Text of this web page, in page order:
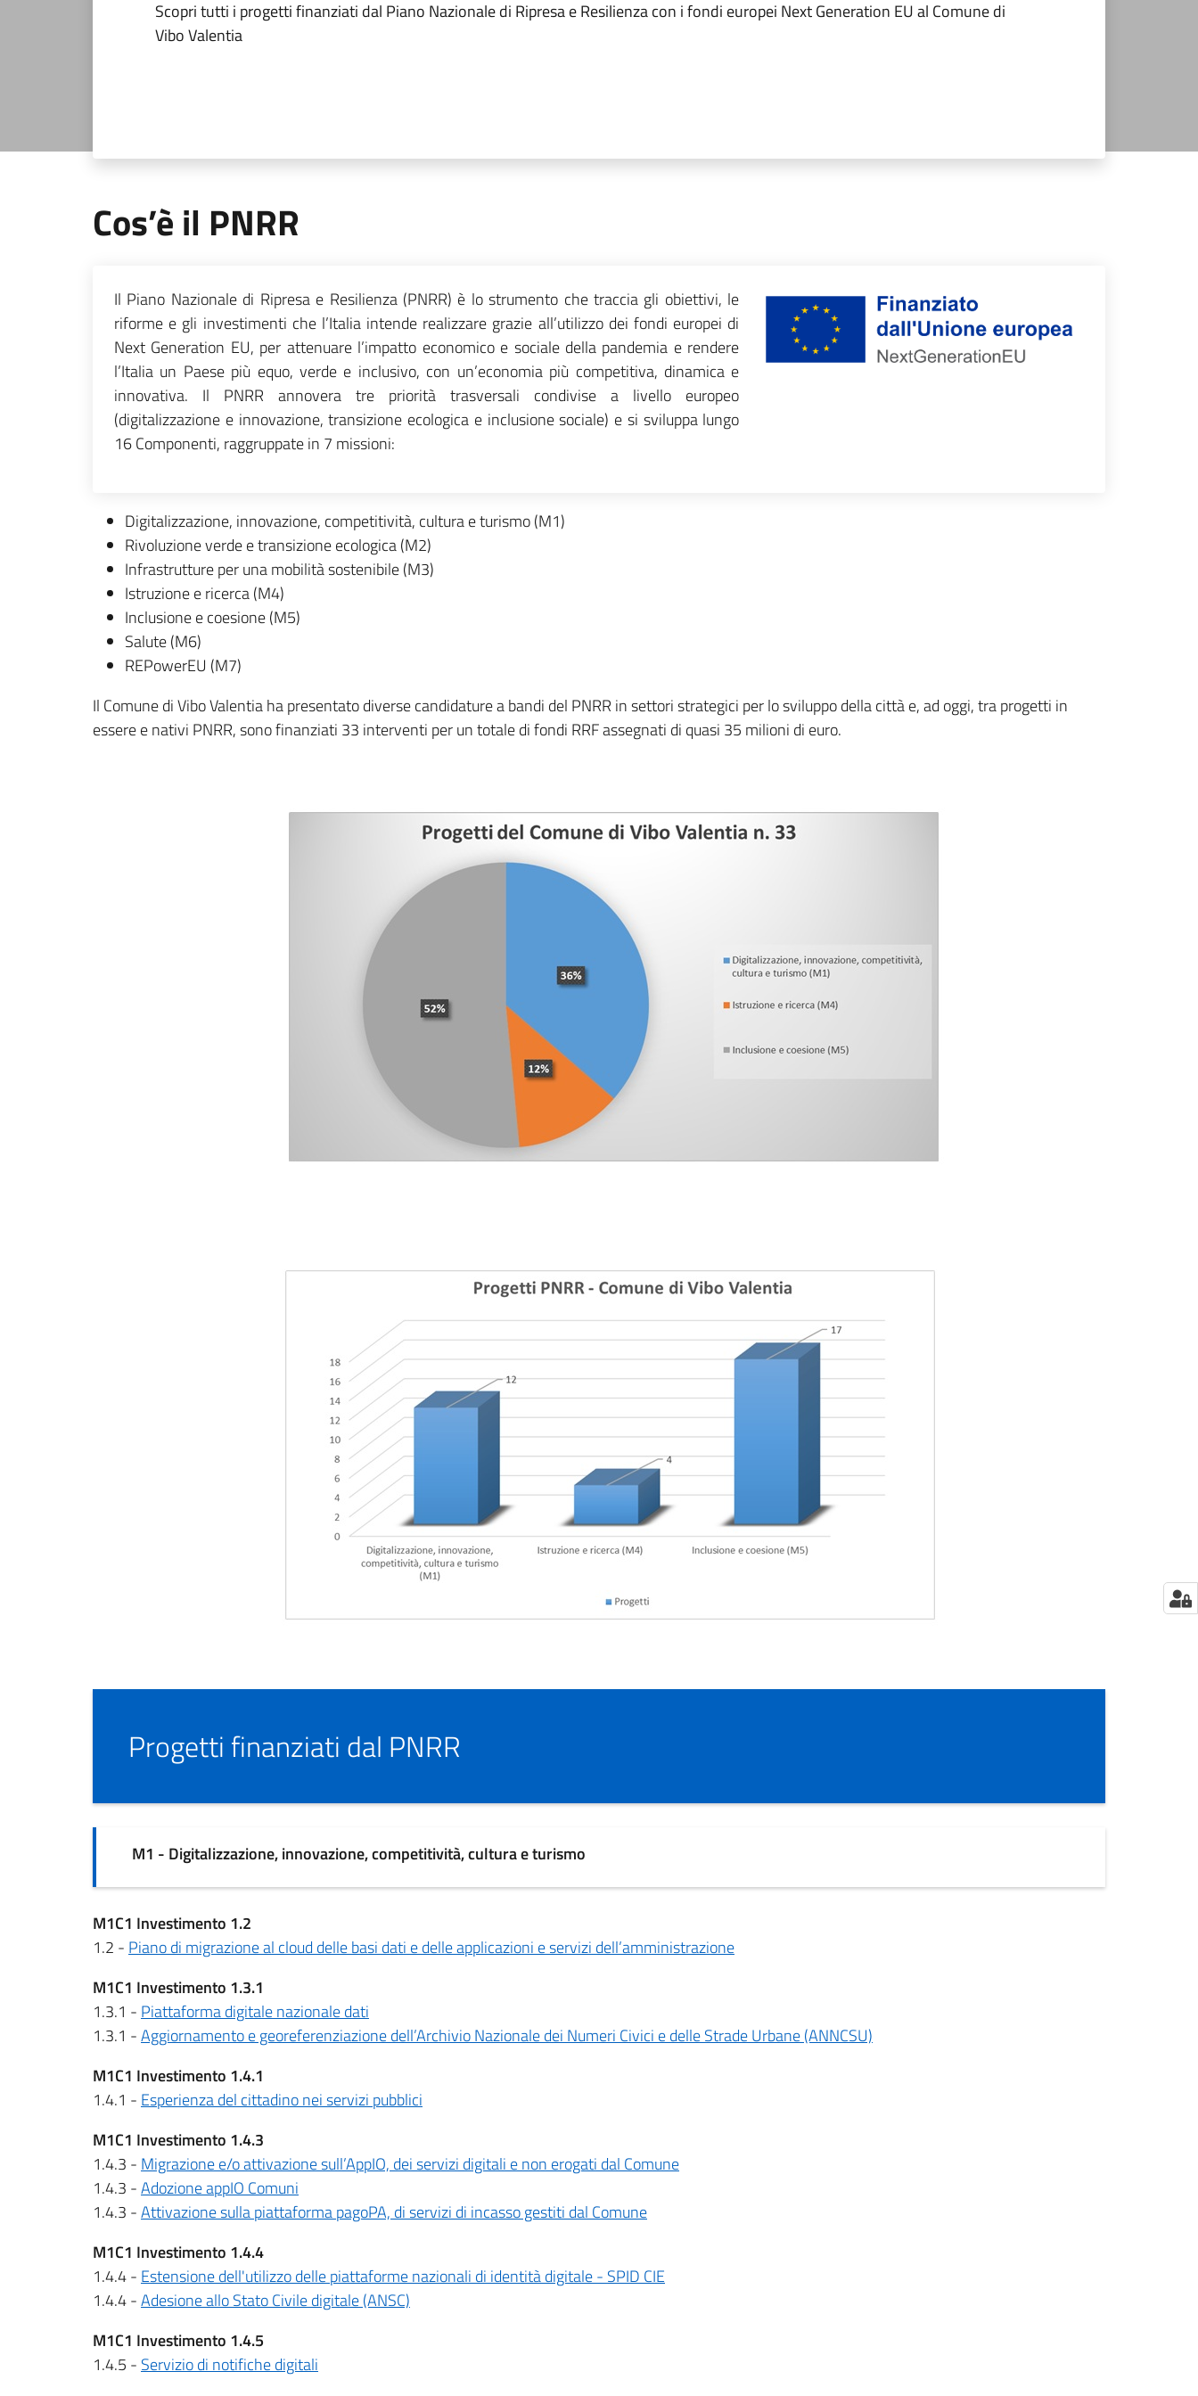
Scopri tutti i progetti finanziati dal Piano Nazionale di Ripresa e Resilienza con i fondi europei Next Generation EU al Comune di
Vibo Valentia
Cos’è il PNRR
Il Piano Nazionale di Ripresa e Resilienza (PNRR) è lo strumento che traccia gli obiettivi, le
riforme e gli investimenti che l’Italia intende realizzare grazie all’utilizzo dei fondi europei di
Next Generation EU, per attenuare l’impatto economico e sociale della pandemia e rendere
l’Italia un Paese più equo, verde e inclusivo, con un’economia più competitiva, dinamica e
innovativa. Il PNRR annovera tre priorità trasversali condivise a livello europeo
(digitalizzazione e innovazione, transizione ecologica e inclusione sociale) e si sviluppa lungo
16 Componenti, raggruppate in 7 missioni:
Digitalizzazione, innovazione, competitività, cultura e turismo (M1)
Rivoluzione verde e transizione ecologica (M2)
Infrastrutture per una mobilità sostenibile (M3)
Istruzione e ricerca (M4)
Inclusione e coesione (M5)
Salute (M6)
REPowerEU (M7)
Il Comune di Vibo Valentia ha presentato diverse candidature a bandi del PNRR in settori strategici per lo sviluppo della città e, ad oggi, tra progetti in
essere e nativi PNRR, sono finanziati 33 interventi per un totale di fondi RRF assegnati di quasi 35 milioni di euro.
Progetti finanziati dal PNRR
M1 - Digitalizzazione, innovazione, competitività, cultura e turismo
M1C1 Investimento 1.2
1.2 - Piano di migrazione al cloud delle basi dati e delle applicazioni e servizi dell’amministrazione
M1C1 Investimento 1.3.1
1.3.1 - Piattaforma digitale nazionale dati
1.3.1 -Aggiornamento e georeferenziazione dell’Archivio Nazionale dei Numeri Civici e delle Strade Urbane (ANNCSU)
M1C1 Investimento 1.4.1
1.4.1 - Esperienza del cittadino nei servizi pubblici
M1C1 Investimento 1.4.3
1.4.3 - Migrazione e/o attivazione sull’AppIO, dei servizi digitali e non erogati dal Comune
1.4.3 -Adozione appIO Comuni
1.4.3 -Attivazione sulla piattaforma pagoPA, di servizi di incasso gestiti dal Comune
M1C1 Investimento 1.4.4
1.4.4 - Estensione dell'utilizzo delle piattaforme nazionali di identità digitale - SPID CIE
1.4.4 -Adesione allo Stato Civile digitale (ANSC)
M1C1 Investimento 1.4.5
1.4.5 - Servizio di notifiche digitali